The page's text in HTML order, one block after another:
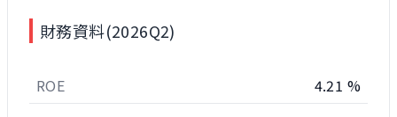
財務資料(2026Q2)
ROE 4.21 %